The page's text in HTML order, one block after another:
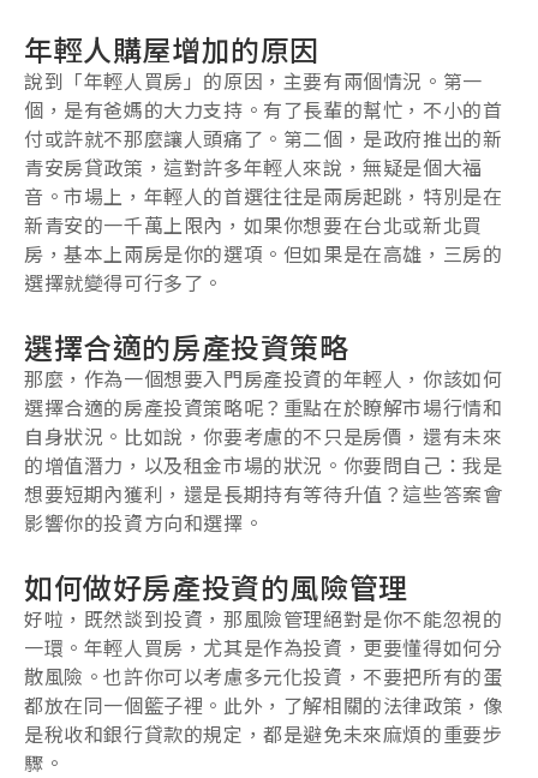
年輕人購屋增加的原因
說到「年輕人買房」的原因，主要有兩個情況。第一
個，是有爸媽的大力支持。有了長輩的幫忙，不小的首
付或許就不那麼讓人頭痛了。第二個，是政府推出的新
青安房貸政策，這對許多年輕人來說，無疑是個大福
音。市場上，年輕人的首選往往是兩房起跳，特別是在
新青安的一千萬上限內，如果你想要在台北或新北買
房，基本上兩房是你的選項。但如果是在高雄，三房的
選擇就變得可行多了。
選擇合適的房產投資策略
那麼，作為一個想要入門房產投資的年輕人，你該如何
選擇合適的房產投資策略呢？重點在於瞭解市場行情和
自身狀況。比如說，你要考慮的不只是房價，還有未來
的增值潛力，以及租金市場的狀況。你要問自己：我是
想要短期內獲利，還是長期持有等待升值？這些答案會
影響你的投資方向和選擇。
如何做好房產投資的風險管理
好啦，既然談到投資，那風險管理絕對是你不能忽視的
一環。年輕人買房，尤其是作為投資，更要懂得如何分
散風險。也許你可以考慮多元化投資，不要把所有的蛋
都放在同一個籃子裡。此外，了解相關的法律政策，像
是稅收和銀行貸款的規定，都是避免未來麻煩的重要步
驟。